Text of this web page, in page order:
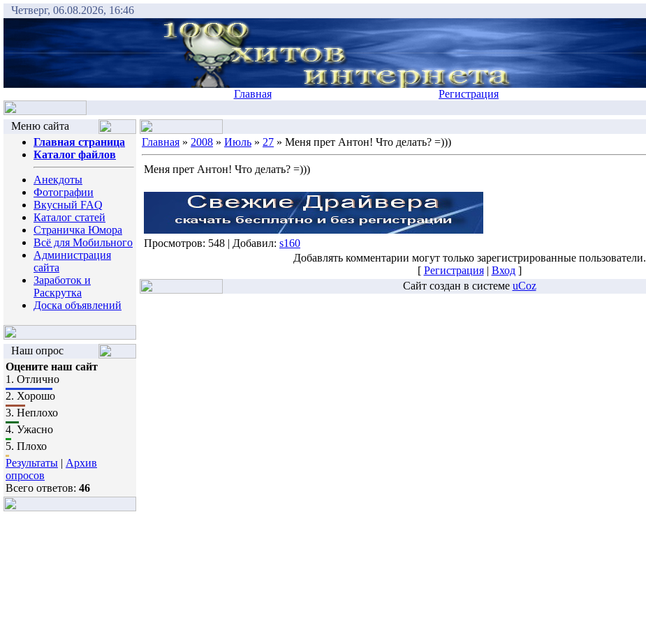
Четверг, 06.08.2026, 16:46
Главная Регистрация
Меню сайта
Главная страница
Каталог файлов
Анекдоты
Фотографии
Вкусный FAQ
Каталог статей
Страничка Юмора
Всё для Мобильного
Администрация
сайта
Заработок и
Раскрутка
Доска объявлений
Наш опрос
Оцените наш сайт
1. Отлично
2. Хорошо
3. Неплохо
4. Ужасно
5. Плохо
Результаты | Архив
опросов
Всего ответов: 46
Главная » 2008 » Июль » 27 » Меня прет Антон! Что делать? =)))
Меня прет Антон! Что делать? =)))
Просмотров: 548 | Добавил: s160
Добавлять комментарии могут только зарегистрированные пользователи.
[ Регистрация| Вход]
Сайт создан в системе uCoz